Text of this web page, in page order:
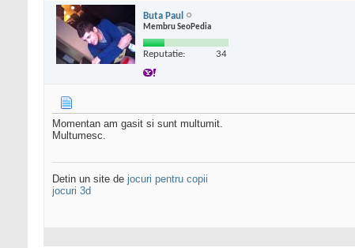
Buta Paul
Membru SeoPedia
Reputatie: 34
Momentan am gasit si sunt multumit.
Multumesc.
Detin un site de jocuri pentru copii
jocuri 3d